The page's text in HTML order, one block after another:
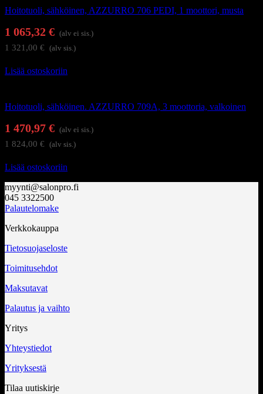
Hoitotuoli, sähköinen, AZZURRO 706 PEDI, 1 moottori, musta
1 065,32 € (alv ei sis.)
1 321,00 € (alv sis.)
Lisää ostoskoriin
Hoitotuoli, sähköinen. AZZURRO 709A, 3 moottoria, valkoinen
1 470,97 € (alv ei sis.)
1 824,00 € (alv sis.)
Lisää ostoskoriin
myynti@salonpro.fi
045 3322500
Palautelomake
Verkkokauppa
Tietosuojaseloste
Toimitusehdot
Maksutavat
Palautus ja vaihto
Yritys
Yhteystiedot
Yrityksestä
Tilaa uutiskirje